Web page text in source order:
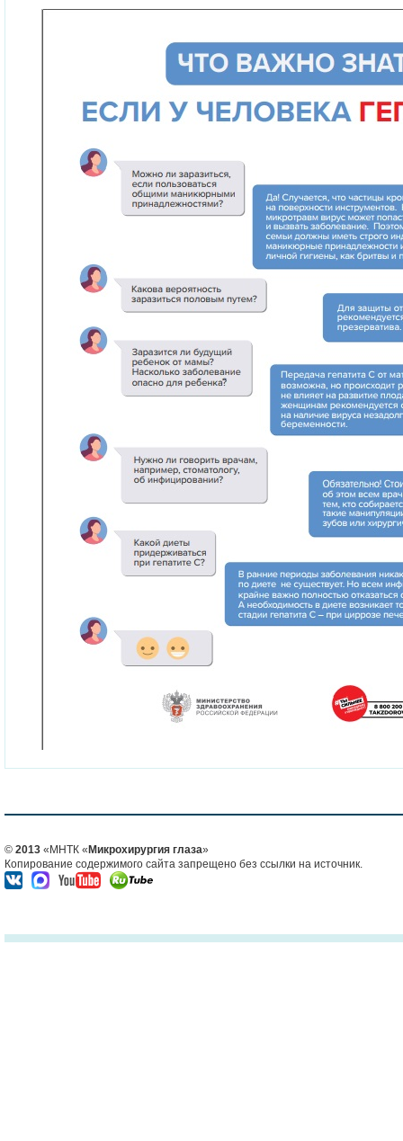
© 2013 «МНТК « Микрохирургия глаза»
Копирование содержимого сайта запрещено без ссылки на источник.